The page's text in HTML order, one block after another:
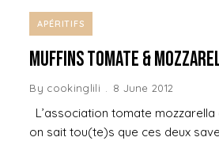
APÉRITIFS
Muffins Tomate &
By cookinglili 8 June 2012
L’association tomate mozzarella
on sait tou(te)s que ces deux